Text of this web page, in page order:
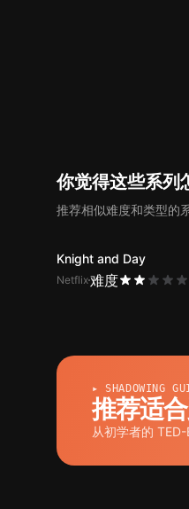
你觉得这些系列
推荐相似难度和类型的
Knight and Day
Netflix难度
▸ SHADOWING
推荐适
从初学者的